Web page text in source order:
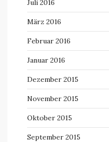
Juli 2016
März 2016
Februar 2016
Januar 2016
Dezember 2015
November 2015
Oktober 2015
September 2015